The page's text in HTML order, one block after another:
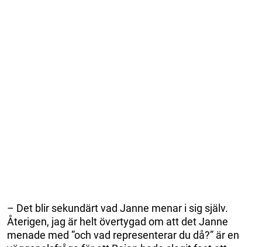
– Det blir sekundärt vad Janne menar i sig själv.
Återigen, jag är helt övertygad om att det Janne
menade med ”och vad representerar du då?” är en